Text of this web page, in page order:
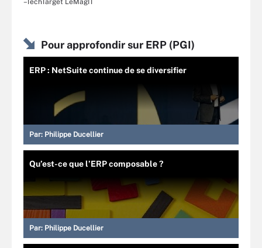
–TechTarget LeMagIT
Pour approfondir sur ERP (PGI)
ERP : NetSuite continue de se diversifier
Par: Philippe Ducellier
Qu’est-ce que l’ERP composable ?
Par: Philippe Ducellier